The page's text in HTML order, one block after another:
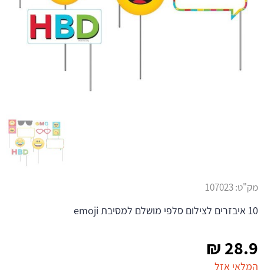
28.9
₪
המלאי אזל
מק"ט:107023
10 איבזרים לצילום סלפי מושלם למסיבת emoji